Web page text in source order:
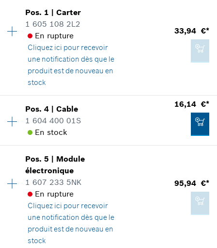
Pos. 1 |Carter
1 605 108 2L2
En rupture
Cliquez ici pour recevoir
une notification dès que le
produit est de nouveau en
stock
33,94 €*
Groupe de prix
Informations pièces détachées
33,94 €*
*Tous les prix sont TTC hors frais de port
Pos.4 |Cable
1 604 400 01S
En stock
16,14 €*
Groupe de prix:
Informations pièces détachées
Adaptable sur outils
Positionner dans la vue éclatée
Pos.5 | Module
électronique
1 607 233 5NK
En rupture
Cliquez ici pour recevoir
une notification dès que le
produit est de nouveau en
stock
95,94 €*